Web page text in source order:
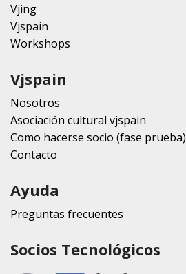
Vjing
Vjspain
Workshops
Vjspain
Nosotros
Asociación cultural vjspain
Como hacerse socio (fase prueba)
Contacto
Ayuda
Preguntas frecuentes
Socios Tecnológicos